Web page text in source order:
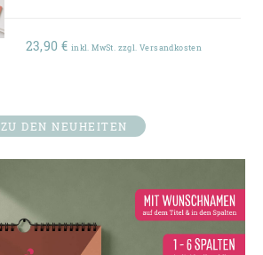
23,90 € inkl. MwSt. zzgl. Versandkosten
ZU DEN NEUHEITEN